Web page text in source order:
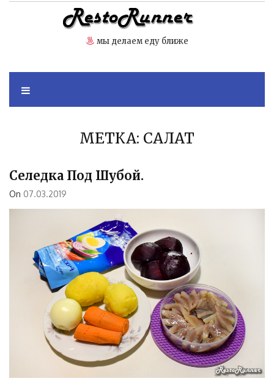
мы делаем еду ближе
МЕТКА: САЛАТ
Селедка Под Шубой.
On 07.03.2019